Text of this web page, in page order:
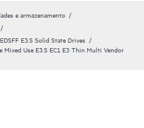
e armazenamento
E3.S Solid State Drives
Mixed Use E3.S EC1 E3 Thin Multi Vendor